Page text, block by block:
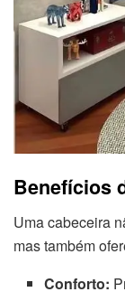
Benefícios
Uma cabeceira
mas também
Conforto: